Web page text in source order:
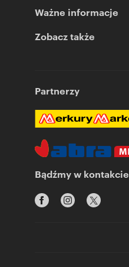
Ważne informacje
Zobacz także
Partnerzy
Bądźmy w kontakcie